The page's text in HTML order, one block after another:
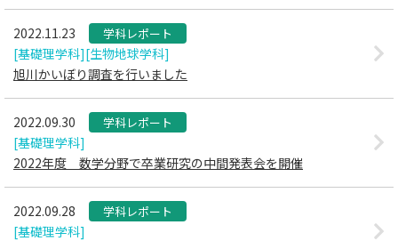
2022.11.23 学科レポート
[基礎理学科][生物地球学科]
旭川かいぼり調査を行いました
2022.09.30 学科レポート
[基礎理学科]
2022年度 数学分野で卒業研究の中間発表会を開催
2022.09.28 学科レポート
[基礎理学科]